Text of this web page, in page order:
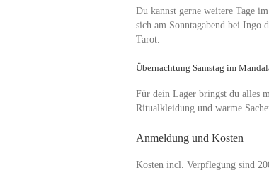
Du kannst gerne weitere Tage
sich am Sonntagabend bei Ingo
Tarot.
Übernachtung Samstag im
Für dein Lager bringst du alles
Ritualkleidung und warme
Anmeldung und Kosten
Kosten incl. Verpflegung sind